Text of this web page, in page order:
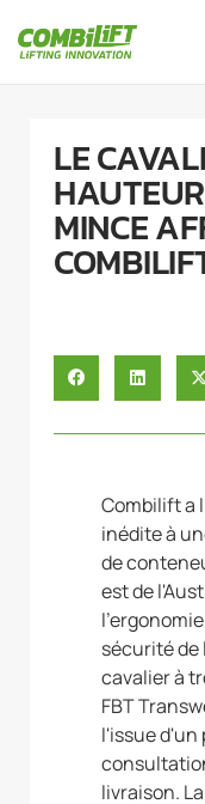
LE
MINCE
Combilift a
inédite à
de
est de
sécurité de
cavalier à
FBT
l'issue d'un
livraison.